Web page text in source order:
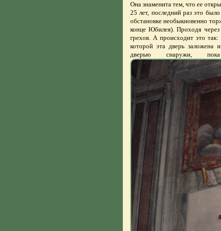
Она знаменита тем, что ее
25 лет, последний раз это
обстановке необыкновенно
конце Юбилея). Проходя
грехов. А происходит это
которой эта дверь заложена
дверью снаружи,